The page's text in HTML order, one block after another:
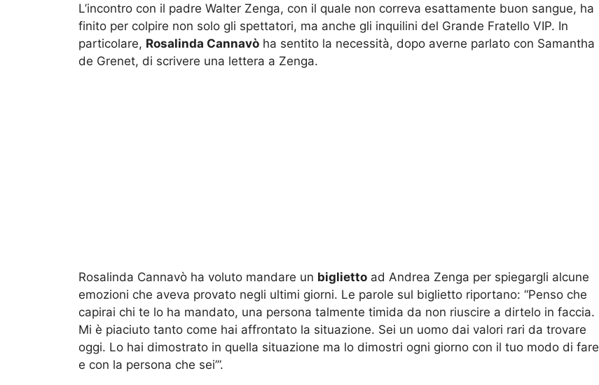
L’incontro con il padre Walter Zenga, con il quale non correva esattamente buon sangue, ha
finito per colpire non solo gli spettatori, ma anche gli inquilini del Grande Fratello VIP. In
particolare, Rosalinda Cannavò ha sentito la necessità, dopo averne parlato con Samantha
de Grenet, di scrivere una lettera a Zenga.
Rosalinda Cannavò ha voluto mandare un biglietto ad Andrea Zenga per spiegargli alcune
emozioni che aveva provato negli ultimi giorni. Le parole sul biglietto riportano: “Penso che
capirai chi te lo ha mandato, una persona talmente timida da non riuscire a dirtelo in faccia.
Mi è piaciuto tanto come hai affrontato la situazione. Sei un uomo dai valori rari da trovare
oggi. Lo hai dimostrato in quella situazione ma lo dimostri ogni giorno con il tuo modo di fare
e con la persona che sei’”.